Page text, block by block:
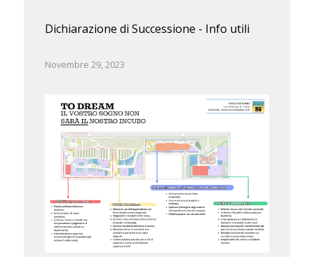
Dichiarazione di Successione - Info utili
Novembre 29, 2023